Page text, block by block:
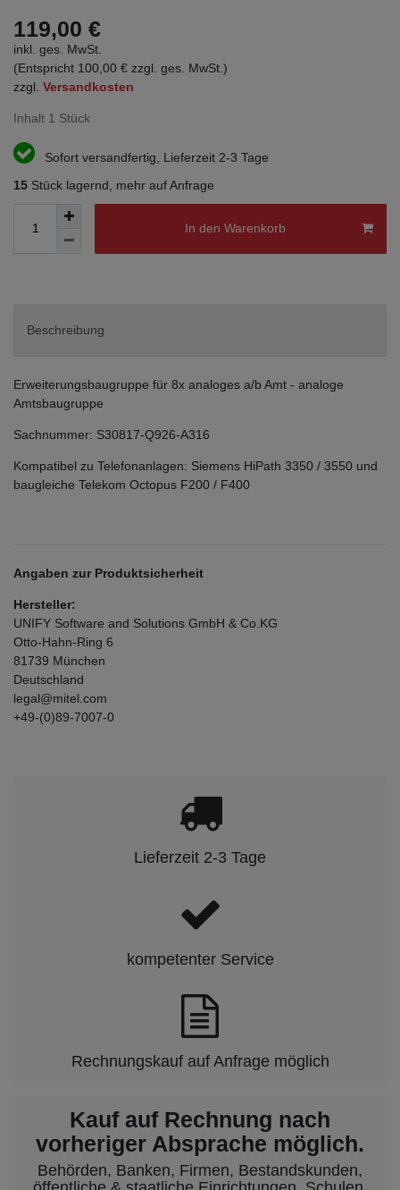
119,00 €
inkl. ges. MwSt.
(Entspricht 100,00 € zzgl. ges. MwSt.)
zzgl. Versandkosten
Inhalt 1 Stück
Sofort versandfertig, Lieferzeit 2-3 Tage
15 Stück lagernd, mehr auf Anfrage
In den Warenkorb
Beschreibung
Erweiterungsbaugruppe für 8x analoges a/b Amt - analoge
Amtsbaugruppe
Sachnummer: S30817-Q926-A316
Kompatibel zu Telefonanlagen: Siemens HiPath 3350 / 3550 und
baugleiche Telekom Octopus F200 / F400
Angaben zur Produktsicherheit
Hersteller:
UNIFY Software and Solutions GmbH & Co.KG
Otto-Hahn-Ring 6
81739 München
Deutschland
legal@mitel.com
+49-(0)89-7007-0
Lieferzeit 2-3 Tage
kompetenter Service
Rechnungskauf auf Anfrage möglich
Kauf auf Rechnung nach
vorheriger Absprache möglich.
Behörden, Banken, Firmen, Bestandskunden,